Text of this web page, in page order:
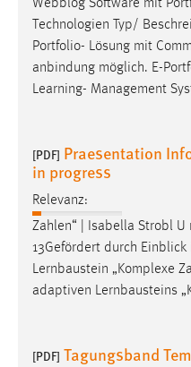
Webblog Software mit
Technologien Typ/
Portfolio- Lösung mit
anbindung möglich. E-
Learning- Management
[PDF] Praesentation
in progress
Relevanz:
Zahlen“ | Isabella Strobl
13Gefördert durch Einblick
Lernbaustein „Komplexe
adaptiven Lernbausteins
[PDF] Tagungsband